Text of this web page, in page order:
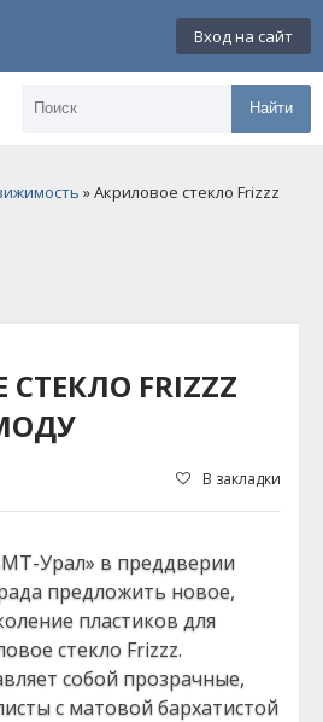
Вход на сайт
Найти
» Акриловое стекло Frizzz
FRIZZZ
В закладки
Урал» в преддверии
предложить новое,
пластиков для
стекло Frizzz.
собой прозрачные,
с матовой бархатистой